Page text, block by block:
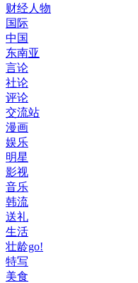
财经人物
国际
中国
东南亚
言论
社论
评论
交流站
漫画
娱乐
明星
影视
音乐
韩流
送礼
生活
壮龄go!
特写
美食